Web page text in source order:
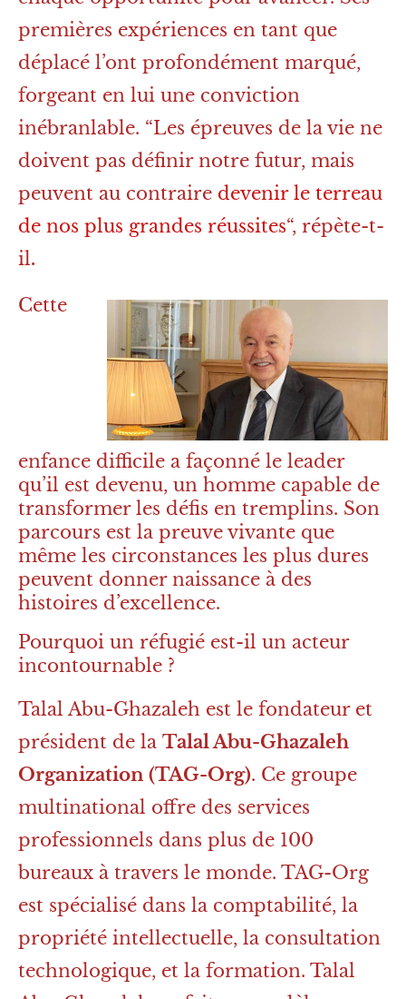
premières expériences en tant que
déplacé l’ont profondément marqué,
forgeant en lui une conviction
inébranlable. “Les épreuves de la vie ne
doivent pas définir notre futur, mais
peuvent au contraire devenir le terreau
de nos plus grandes réussites“, répète-t-
il.
Cette
enfance difficile a façonné le leader
qu’il est devenu, un homme capable de
transformer les défis en tremplins. Son
parcours est la preuve vivante que
même les circonstances les plus dures
peuvent donner naissance à des
histoires d’excellence.
Pourquoi un réfugié est-il un acteur
incontournable ?
Talal Abu-Ghazaleh est le fondateur et
président de la Talal Abu-Ghazaleh
Organization (TAG-Org). Ce groupe
multinational offre des services
professionnels dans plus de 100
bureaux à travers le monde. TAG-Org
est spécialisé dans la comptabilité, la
propriété intellectuelle, la consultation
technologique, et la formation. Talal